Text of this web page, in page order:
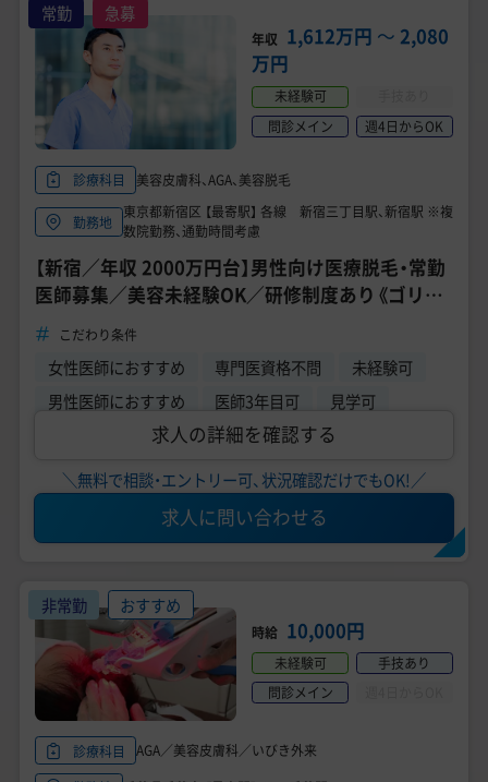
常勤 急募
年収 1,612万円 〜 2,080
万円
未経験可
問診メイン
週4日からOK
診療科目 美容皮膚科、AGA、美容脱毛
勤務地
東京都新宿区 【最寄駅】 各線 新宿三丁目駅、新宿駅 ※複
数院勤務、通勤時間考慮
【新宿／年収 2000万円台】男性向け医療脱毛・常勤
医師募集／美容未経験OK／研修制度あり《ゴリラ
クリニック 新宿本院》
こだわり条件
女性医師におすすめ 専門医資格不問
未経験可
男性医師におすすめ
医師3年目可 見学可
求人の詳細を確認する
＼無料で相談・エントリー可、状況確認だけでもOK!／
求人に問い合わせる
非常勤 おすすめ
時給 10,000円
未経験可
手技あり
問診メイン
診療科目
AGA／美容皮膚科／いびき外来